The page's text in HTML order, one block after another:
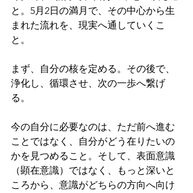
と。5月2日の満月で、その中心から生
まれた流れを、現実へ通していくこ
と。
まず、自分の核を定める。その後で、
浄化し、循環させ、次の一歩へ繋げ
る。
今の自分に必要なのは、ただ前へ進む
ことではなく、自分がどう在りたいの
かを見つめること。そして、表面意識
（顕在意識）ではなく、もっと深いと
ころから、意識がどちらの方向へ向け